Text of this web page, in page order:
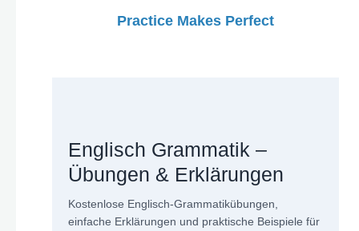
Practice Makes Perfect
Englisch Grammatik –
Übungen & Erklärungen
Kostenlose Englisch-Grammatikübungen,
einfache Erklärungen und praktische Beispiele für